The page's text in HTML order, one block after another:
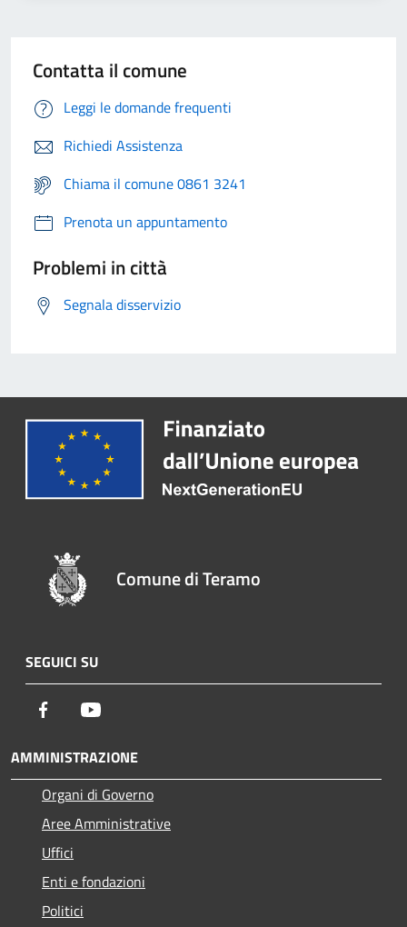
Contatta il comune
Leggi le domande frequenti
Richiedi Assistenza
Chiama il comune 0861 3241
Prenota un appuntamento
Problemi in città
Segnala disservizio
Comune di Teramo
SEGUICI SU
Facebook
AMMINISTRAZIONE
Organi di Governo
Aree Amministrative
Uffici
Enti e fondazioni
Politici